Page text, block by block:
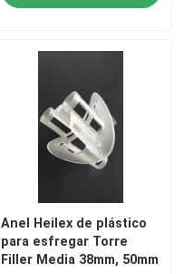
Anel Heilex de plástico
para esfregar Torre
Filler Media 38mm, 50mm